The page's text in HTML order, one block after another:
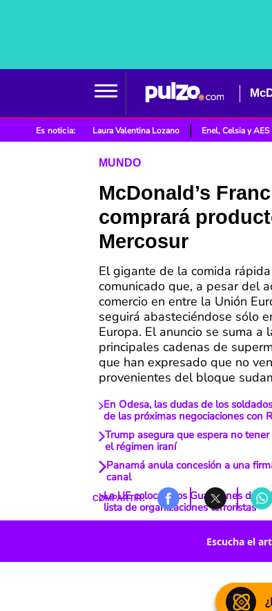
Es noticia: Laura Valentina Lozano Enel, Celsia y AES
MUNDO
McDonald’s
comprará
Mercosur
El gigante de la comida
comunicado que, a pesar del
comercio en entre la Unión
seguirá abasteciéndose sólo
Europa. El anuncio se suma a
principales cadenas de
que han expresado que no
provenientes del bloque
En Odesa, las dudas de los
de las próximas negociaciones con
Trump asegura que espera no
el régimen iraní
Panamá anula concesión a una
canal
La UE coloca a los Guardianes de
lista de organizaciones terroristas
COMPARTIR:
Escucha el